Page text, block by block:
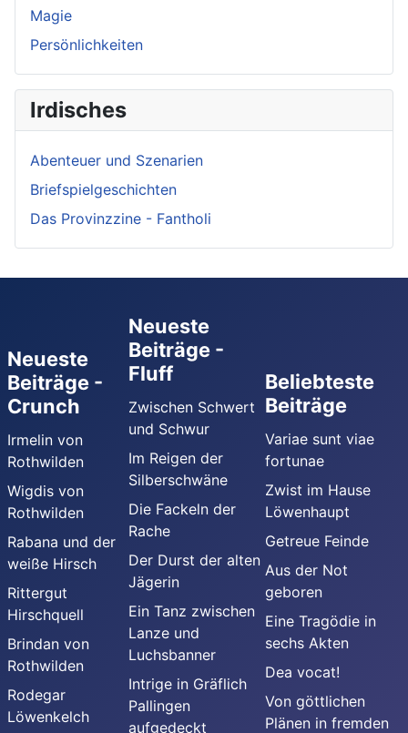
Magie
Persönlichkeiten
Irdisches
Abenteuer und Szenarien
Briefspielgeschichten
Das Provinzzine - Fantholi
Neueste
Beiträge -
Crunch
Irmelin von
Rothwilden
Wigdis von
Rothwilden
Rabana und der
weiße Hirsch
Rittergut
Hirschquell
Brindan von
Rothwilden
Rodegar
Löwenkelch
Neueste
Beiträge -
Fluff
Zwischen Schwert
und Schwur
Im Reigen der
Silberschwäne
Die Fackeln der
Rache
Der Durst der alten
Jägerin
Ein Tanz zwischen
Lanze und
Luchsbanner
Intrige in Gräflich
Pallingen
aufgedeckt
Beliebteste
Beiträge
Variae sunt viae
fortunae
Zwist im Hause
Löwenhaupt
Getreue Feinde
Aus der Not
geboren
Eine Tragödie in
sechs Akten
Dea vocat!
Von göttlichen
Plänen in fremden